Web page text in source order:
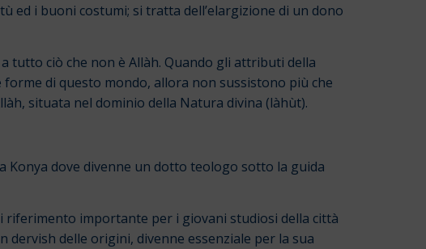
ed i buoni costumi; si tratta dell’elargizione di un dono
tutto ciò che non è Allàh. Quando gli attributi della
di questo mondo, allora non sussistono più che
situata nel dominio della Natura divina (làhùt).
Konya dove divenne un dotto teologo sotto la guida
importante per i giovani studiosi della città
delle origini, divenne essenziale per la sua